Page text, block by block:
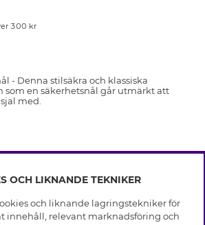
300 kr
- Denna stilsäkra och klassiska
som en säkerhetsnål går utmärkt att
med.
INFO
Leverans
Villkor
OM GLITTER
OCH LIKNANDE TEKNIKER
och liknande lagringstekniker för
innehåll, relevant marknadsföring och